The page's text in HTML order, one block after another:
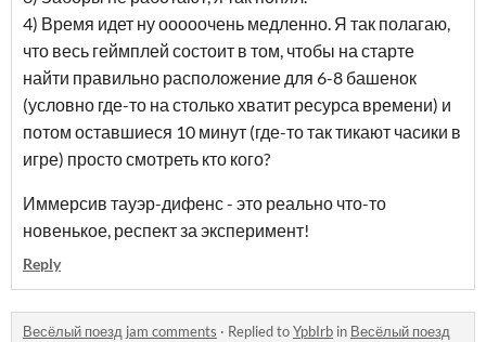
4) Время идет ну ооооочень медленно. Я так полагаю,
что весь геймплей состоит в том, чтобы на старте
найти правильно расположение для 6-8 башенок
(условно где-то на столько хватит ресурса времени) и
потом оставшиеся 10 минут (где-то так тикают часики в
игре) просто смотреть кто кого?
Иммерсив тауэр-дифенс - это реально что-то
новенькое, респект за эксперимент!
Reply
Весёлый поезд jam comments · Replied toYpbIrb in Весёлый поезд